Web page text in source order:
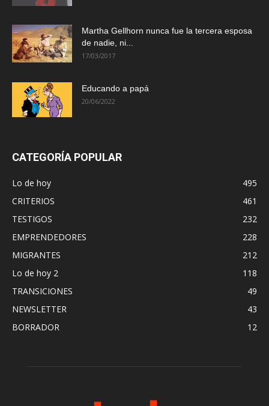
Martha Gellhorn nunca fue la tercera esposa
de nadie, ni...
17/03/2017
Educando a papá
20/06/2022
CATEGORÍA POPULAR
Lo de hoy
495
CRITERIOS
461
TESTIGOS
232
EMPRENDEDORES
228
MIGRANTES
212
Lo de hoy 2
118
TRANSICIONES
49
NEWSLETTER
43
BORRADOR
12